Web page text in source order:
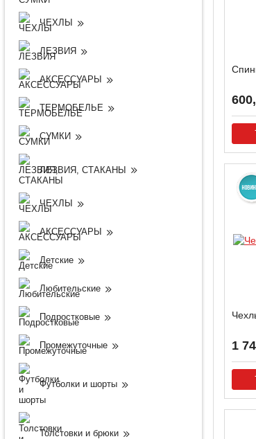
ЧЕХЛЫ
ЛЕЗВИЯ
АКСЕССУАРЫ
ТЕРМОБЕЛЬЕ
СУМКИ
ЛЕЗВИЯ, СТАКАНЫ
ЧЕХЛЫ
АКСЕССУАРЫ
Детские
Любительские
Подростковые
Промежуточные
Футболки и шорты
Толстовки и брюки
1